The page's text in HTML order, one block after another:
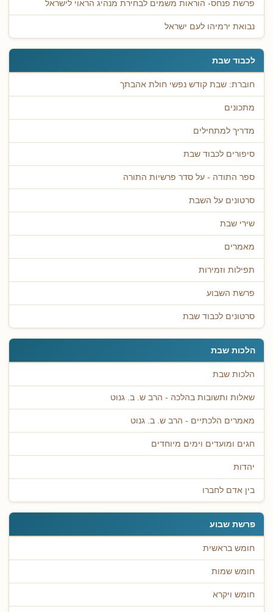
פרשת פנחס- הוראות משמים לבחירת מנהיג הראוי לישראל
נבואת ירמיהו לעם ישראל
לכבוד שבת
חוברת: שבת קודש נפשי חולת אהבתך
מתכונים
מדריך למתחילים
סיפורים לכבוד שבת
ספר התודה - על סדר פרשיות התורה
סרטונים על השבת
שירי שבת
מאמרים
תפילות וזמירות
פרשת השבוע
סרטונים לכבוד שבת
הלכות שבת
הלכות שבת
שאלות ותשובות בהלכה - הרב ש. ב. גנוט
מאמרים הלכתיים - הרב ש. ב. גנוט
חגים ומועדים וימים מיוחדים
יהדות
בין אדם לחברו
פרשת שבוע
חומש בראשית
חומש שמות
חומש ויקרא